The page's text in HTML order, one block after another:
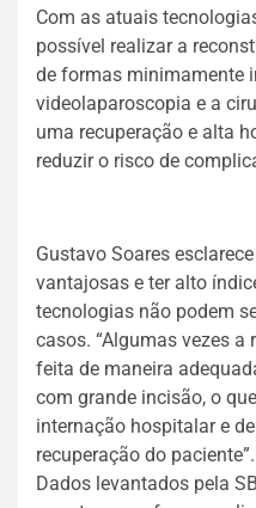
Com as atuais
possível realizar a
de formas minimamente
videolaparoscopia e a
uma recuperação e alta
reduzir o risco de
Gustavo Soares
vantajosas e ter alto
tecnologias não podem
casos. “Algumas vezes a
feita de maneira
com grande incisão, o
internação hospitalar e
recuperação do paciente”.
Dados levantados pela